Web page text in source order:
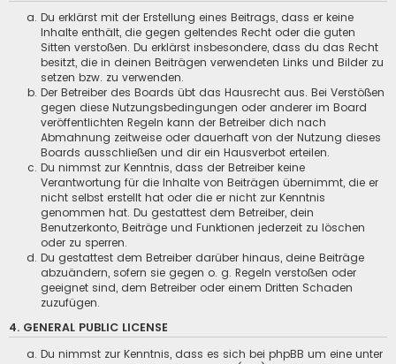
Du erklärst mit der Erstellung eines Beitrags, dass er keine
Inhalte enthält, die gegen geltendes Recht oder die guten
Sitten verstoßen. Du erklärst insbesondere, dass du das Recht
besitzt, die in deinen Beiträgen verwendeten Links und Bilder zu
setzen bzw. zu verwenden.
Der Betreiber des Boards übt das Hausrecht aus. Bei Verstößen
gegen diese Nutzungsbedingungen oder anderer im Board
veröffentlichten Regeln kann der Betreiber dich nach
Abmahnung zeitweise oder dauerhaft von der Nutzung dieses
Boards ausschließen und dir ein Hausverbot erteilen.
Du nimmst zur Kenntnis, dass der Betreiber keine
Verantwortung für die Inhalte von Beiträgen übernimmt, die er
nicht selbst erstellt hat oder die er nicht zur Kenntnis
genommen hat. Du gestattest dem Betreiber, dein
Benutzerkonto, Beiträge und Funktionen jederzeit zu löschen
oder zu sperren.
Du gestattest dem Betreiber darüber hinaus, deine Beiträge
abzuändern, sofern sie gegen o. g. Regeln verstoßen oder
geeignet sind, dem Betreiber oder einem Dritten Schaden
zuzufügen.
4. GENERAL PUBLIC LICENSE
Du nimmst zur Kenntnis, dass es sich bei phpBB um eine unter